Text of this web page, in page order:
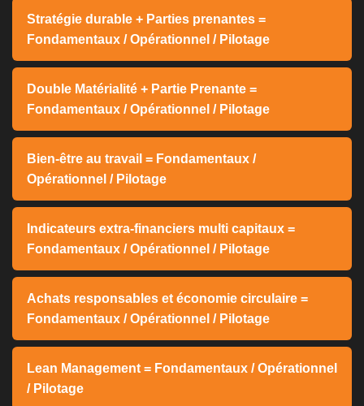
Stratégie durable + Parties prenantes =
Fondamentaux / Opérationnel / Pilotage
Double Matérialité + Partie Prenante =
Fondamentaux / Opérationnel / Pilotage
Bien-être au travail = Fondamentaux /
Opérationnel / Pilotage
Indicateurs extra-financiers multi capitaux =
Fondamentaux / Opérationnel / Pilotage
Achats responsables et économie circulaire =
Fondamentaux / Opérationnel / Pilotage
Lean Management = Fondamentaux / Opérationnel
/ Pilotage